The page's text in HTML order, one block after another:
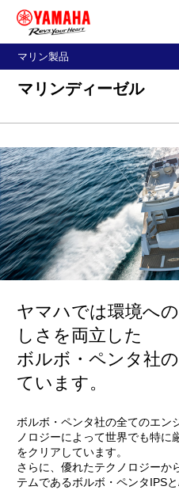
マリン製品
マリンディーゼル
ヤマハでは環境へ
しさを両立した
ボルボ・ペンタ社
ています。
ボルボ・ペンタ社の全てのエン
ノロジーによって世界でも特に
をクリアしています。
さらに、優れたテクノロジーか
テムであるボルボ・ペンタIPS